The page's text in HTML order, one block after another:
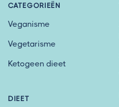
CATEGORIEËN
Veganisme
Vegetarisme
Ketogeen dieet
DIEET